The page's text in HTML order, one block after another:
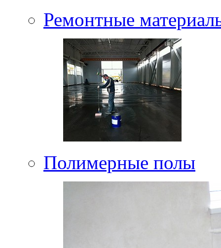
Ремонтные
Полимерные полы